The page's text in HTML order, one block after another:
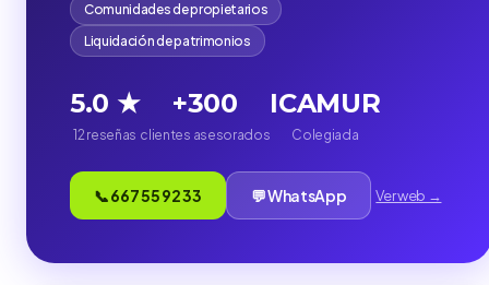
Comunidades de propietarios
Liquidación de patrimonios
5.0 ★
12 reseñas
+300
clientes asesorados
ICAMUR
Colegiada
📞 667 55 92 33 💬 WhatsApp Ver web →